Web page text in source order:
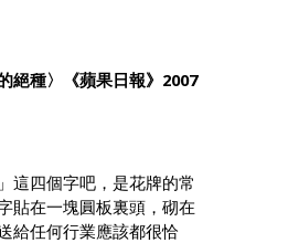
絕種〉《蘋果日報》 2007
這四個字吧，是花牌的常
貼在一塊圓板裏頭，砌在
給任何行業應該都很恰